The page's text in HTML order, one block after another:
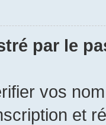
par le
vos
et